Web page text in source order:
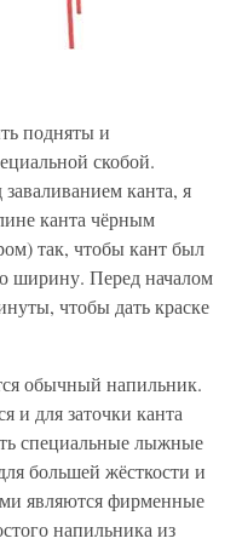
подняты и
скобой.
канта, я
канта чёрным
так, чтобы кант был
ширину. Перед началом
чтобы дать краске
обычный напильник.
и для заточки канта
специальные лыжные
большей жёсткости и
являются фирменные
напильника из